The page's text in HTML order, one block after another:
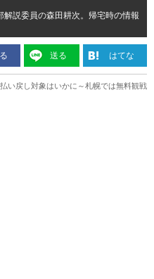
説委員の森田耕次。帰宅時の情報
送る はてな
い戻し対象はいかに～札幌では無料観戦